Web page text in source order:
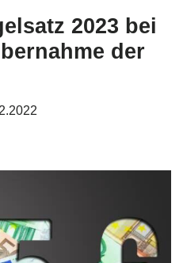
2023 bei
der